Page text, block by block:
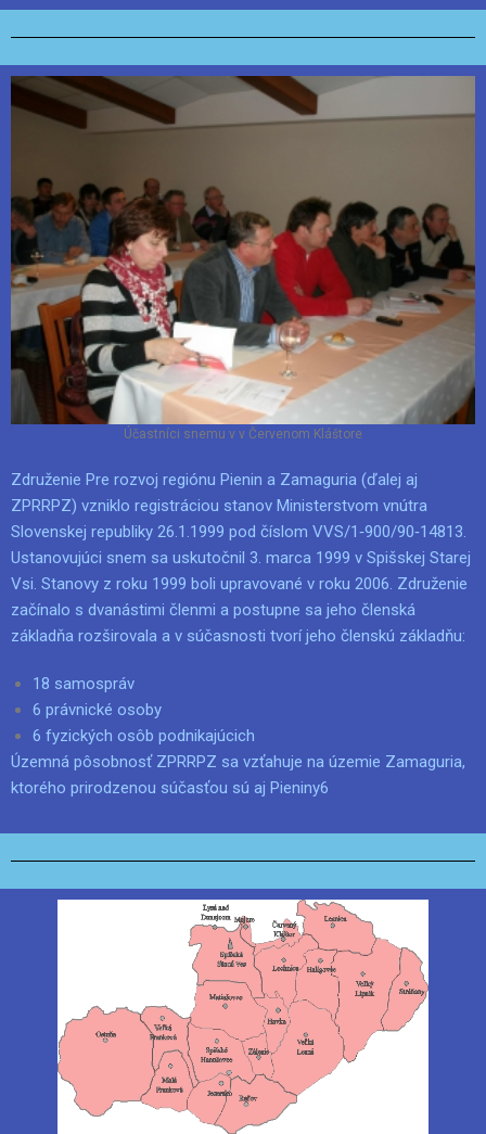
Účastníci snemu v v Červenom Kláštore
Združenie Pre rozvoj regiónu Pienin a Zamaguria (ďalej aj
ZPRRPZ) vzniklo registráciou stanov Ministerstvom vnútra
Slovenskej republiky 26.1.1999 pod číslom VVS/1‑900/90‑14813.
Ustanovujúci snem sa uskutočnil 3. marca 1999 v Spišskej Starej
Vsi. Stanovy z roku 1999 boli upravované v roku 2006. Združenie
začínalo s dvanástimi členmi a postupne sa jeho členská
základňa rozširovala a v súčasnosti tvorí jeho členskú základňu:
18 samospráv
6 právnické osoby
6 fyzických osôb podnikajúcich
Územná pôsobnosť ZPRRPZ sa vzťahuje na územie Zamaguria,
ktorého prirodzenou súčasťou sú aj Pieniny6